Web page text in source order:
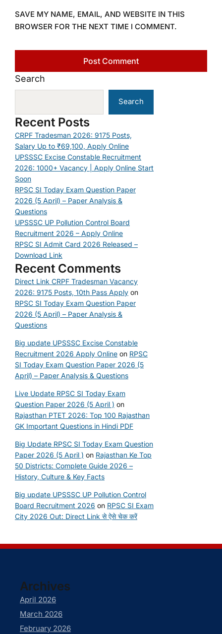
SAVE MY NAME, EMAIL, AND WEBSITE IN THIS
BROWSER FOR THE NEXT TIME I COMMENT.
Search
Search
Recent Posts
CRPF Tradesman 2026: 9175 Posts,
Salary Up to ₹69,100, Apply Online
UPSSSC Excise Constable Recruitment
2026: 1000+ Vacancy | Apply Online Start
Soon
RPSC SI Today Exam Question Paper
2026 (5 April) – Paper Analysis &
Questions
UPSSSC UP Pollution Control Board
Recruitment 2026 – Apply Online
RPSC SI Admit Card 2026 Released –
Download Link
Recent Comments
Direct Link CRPF Tradesman Vacancy
2026: 9175 Posts, 10th Pass Apply on
RPSC SI Today Exam Question Paper
2026 (5 April) – Paper Analysis &
Questions
Big update UPSSSC Excise Constable
Recruitment 2026 Apply Online on RPSC
SI Today Exam Question Paper 2026 (5
April) – Paper Analysis & Questions
Live Update RPSC SI Today Exam
Question Paper 2026 (5 April ) on
Rajasthan PTET 2026: Top 100 Rajasthan
GK Important Questions in Hindi PDF
Big Update RPSC SI Today Exam Question
Paper 2026 (5 April ) on Rajasthan Ke Top
50 Districts: Complete Guide 2026 –
History, Culture & Key Facts
Big update UPSSSC UP Pollution Control
Board Recruitment 2026 on RPSC SI Exam
City 2026 Out: Direct Link से ऐसे चेक करें
Archives
April 2026
March 2026
February 2026